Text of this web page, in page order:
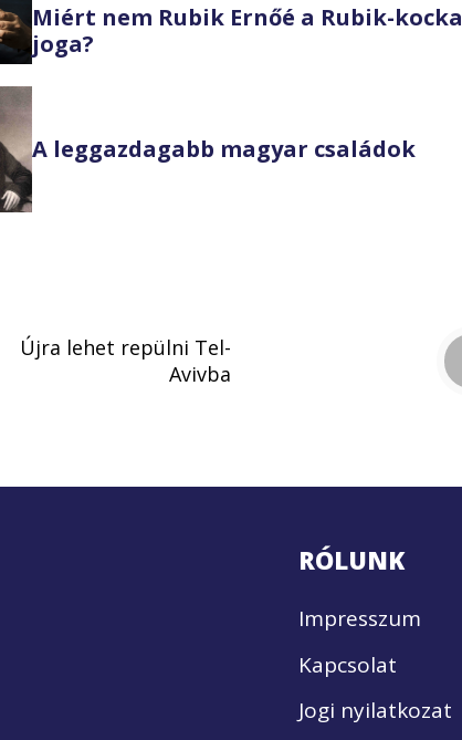
Miért nem Rubik Ernőé a Rubik-kocka
joga?
A leggazdagabb magyar családok
Újra lehet repülni Tel-
Avivba
RÓLUNK
Impresszum
Kapcsolat
Jogi nyilatkozat